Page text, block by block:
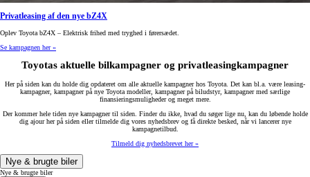
Privatleasing af den nye bZ4X
Oplev Toyota bZ4X – Elektrisk frihed med tryghed i førersædet.
Se kampagnen her »
Toyotas aktuelle bilkampagner og privatleasingkampagner
Her på siden kan du holde dig opdateret om alle aktuelle kampagner hos Toyota. Det kan bl.a. være leasing-
kampagner, kampagner på nye Toyota modeller, kampagner på biludstyr, kampagner med særlige
finansieringsmuligheder og meget mere.
Der kommer hele tiden nye kampagner til siden. Finder du ikke, hvad du søger lige nu, kan du løbende holde
dig ajour her på siden eller tilmelde dig vores nyhedsbrev og få direkte besked, når vi lancerer nye
kampagnetilbud.
Tilmeld dig nyhedsbrevet her »
Nye & brugte biler
Nye & brugte biler